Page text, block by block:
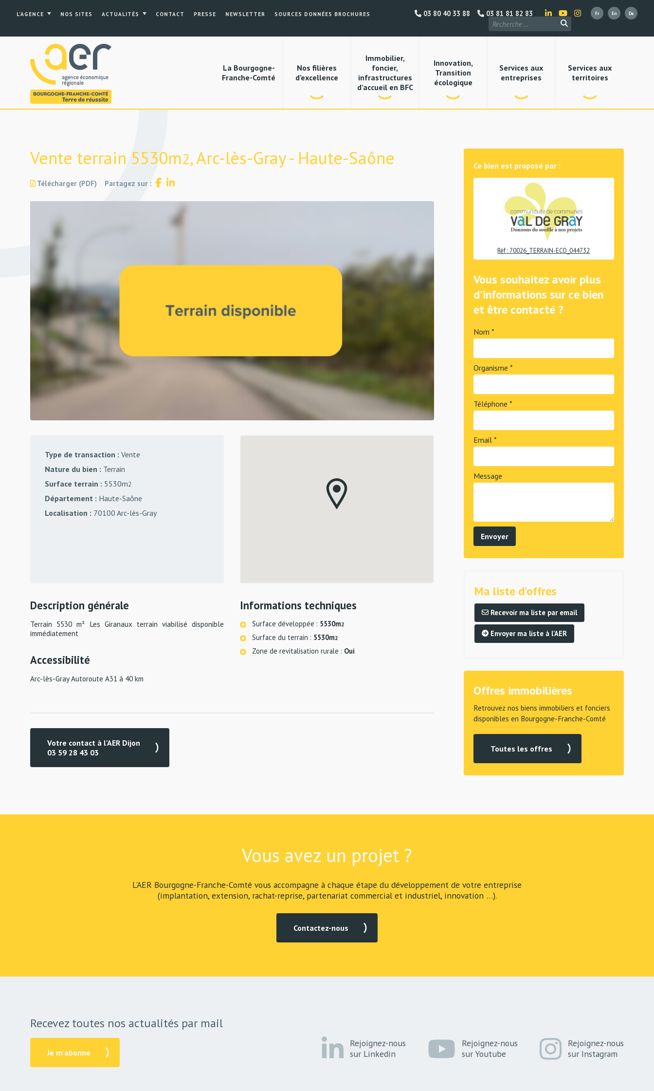
L’AGENCE NOS SITES ACTUALITÉS CONTACT PRESSE NEWSLETTER SOURCES DONNÉES BROCHURES 03 81 81 82 83
03 80 40 33 88
La Bourgogne-
Franche-Comté
Nos filières
d’excellence
Immobilier,
foncier,
infrastructures
d’accueil en BFC
Innovation,
Transition
écologique
Services aux
entreprises
Services aux
territoires
Vente terrain 5530m2, Arc-lès-Gray - Haute-Saône
Télécharger (PDF) Partagez sur :
Type de transaction : Vente
Nature du bien : Terrain
Surface terrain : 5530m2
Département : Haute-Saône
Localisation : 70100 Arc-lès-Gray
Description générale
Terrain 5530 m² Les Giranaux terrain viabilisé disponible
immédiatement
Accessibilité
Arc-lès-Gray Autoroute A31 à 40 km
Informations techniques
Surface développée : 5530m2
Surface du terrain : 5530m2
Zone de revitalisation rurale : Oui
Votre contact à l'AER Dijon
03 59 28 43 03
Ce bien est proposé par :
Réf : 70026_TERRAIN-ECO_044732
Vous souhaitez avoir plus
d'informations sur ce bien
et être contacté ?
Nom *
Organisme *
Téléphone *
Email *
Message
Ma liste d'offres
Recevoir ma liste par email
Envoyer ma liste à l'AER
Offres immobilières
Retrouvez nos biens immobiliers et fonciers
disponibles en Bourgogne-Franche-Comté
Toutes les offres
Vous avez un projet ?
L'AER Bourgogne-Franche-Comté vous accompagne à chaque étape du développement de votre entreprise
(implantation, extension, rachat-reprise, partenariat commercial et industriel, innovation …).
Contactez-nous
Recevez toutes nos actualités par mail
Je m'abonne
Rejoignez-nous
sur Instagram
Rejoignez-nous
sur Youtube
Rejoignez-nous
sur Linkedin